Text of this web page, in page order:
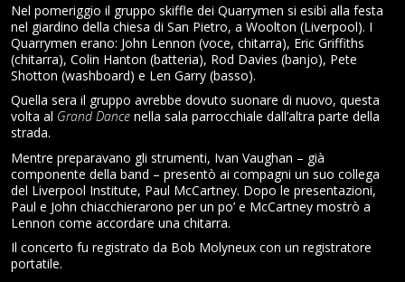
Nel pomeriggio il gruppo skiffle dei Quarrymen si esibì alla festa
nel giardino della chiesa di San Pietro, a Woolton (Liverpool). I
Quarrymen erano: John Lennon (voce, chitarra), Eric Griffiths
(chitarra), Colin Hanton (batteria), Rod Davies (banjo), Pete
Shotton (washboard) e Len Garry (basso).
Quella sera il gruppo avrebbe dovuto suonare di nuovo, questa
volta al Grand Dance nella sala parrocchiale dall’altra parte della
strada.
Mentre preparavano gli strumenti, Ivan Vaughan – già
componente della band – presentò ai compagni un suo collega
del Liverpool Institute, Paul McCartney. Dopo le presentazioni,
Paul e John chiacchierarono per un po’ e McCartney mostrò a
Lennon come accordare una chitarra.
Il concerto fu registrato da Bob Molyneux con un registratore
portatile.